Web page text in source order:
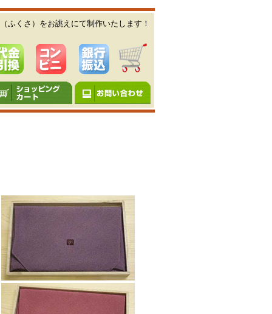
ふくさ）をお誂えにて制作いたします！